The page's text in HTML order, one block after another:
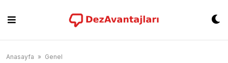
content
Anasayfa » Genel